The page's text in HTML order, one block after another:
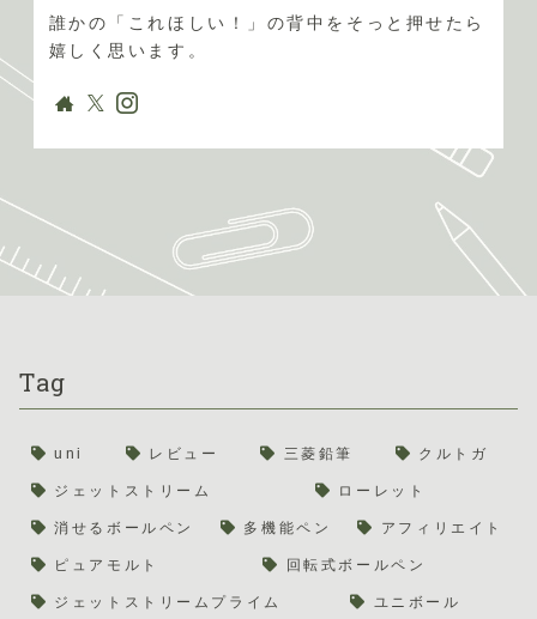
誰かの「これほしい！」の背中をそっと押せたら
嬉しく思います。
Tag
uni レビュー 三菱鉛筆 クルトガ
ジェットストリーム ローレット
消せるボールペン 多機能ペン アフィリエイト
ピュアモルト 回転式ボールペン
ジェットストリームプライム ユニボール